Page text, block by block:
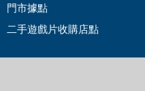
門市據點
二手遊戲片收購店點